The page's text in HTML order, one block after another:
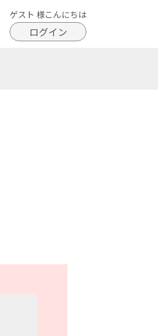
ゲスト 様こんにちは
ログイン